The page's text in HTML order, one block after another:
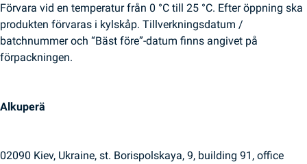
Förvara vid en temperatur från 0 °C till 25 °C. Efter öppning ska
produkten förvaras i kylskåp. Tillverkningsdatum /
batchnummer och “Bäst före”-datum finns angivet på
förpackningen.
Alkuperä
02090 Kiev, Ukraine, st. Borispolskaya, 9, building 91, office